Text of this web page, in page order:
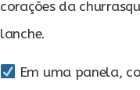
corações da
lanche.
Em uma panela,